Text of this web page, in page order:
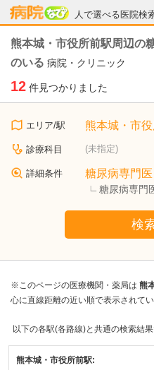
人で選べる医院検
病院なび
熊本城・市役所前駅周辺の
のいる 病院・クリニック
12 件見つかりました
エリア/駅 熊本城・市
診療科目 (未指定)
詳細条件 糖尿病専門医
糖尿病専門
検
※このページの医療機関・薬局は 熊
心に直線距離の近い順で表示されて
以下の各駅(各路線)と共通の検索結
熊本城・市役所前駅: